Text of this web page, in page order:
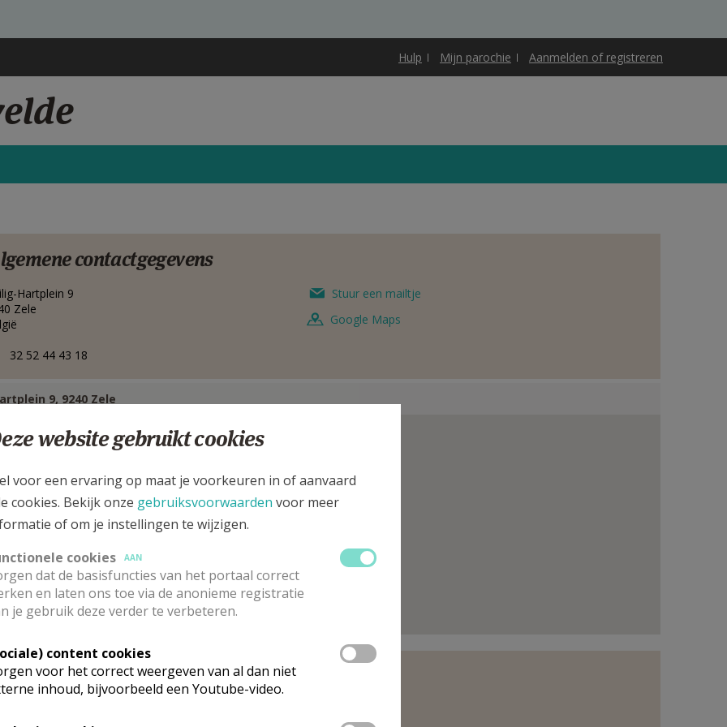
Hulp Mijn parochie Aanmelden of registreren
contactgegevens
Hartplein 9
Zele
32 52 44 43 18
Stuur een mailtje
Google Maps
9, 9240 Zele
website gebruikt cookies
voor een ervaring op maat je voorkeuren in of aanvaard
cookies. Bekijk onze gebruiksvoorwaarden voor meer
of om je instellingen te wijzigen.
cookies
AAN
dat de basisfuncties van het portaal correct
en laten ons toe via de anonieme registratie
je gebruik deze verder te verbeteren.
content cookies
voor het correct weergeven van al dan niet
inhoud, bijvoorbeeld een Youtube-video.